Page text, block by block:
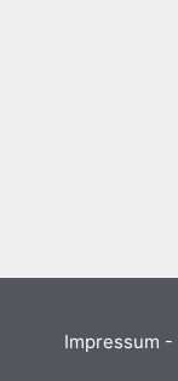
Impressum